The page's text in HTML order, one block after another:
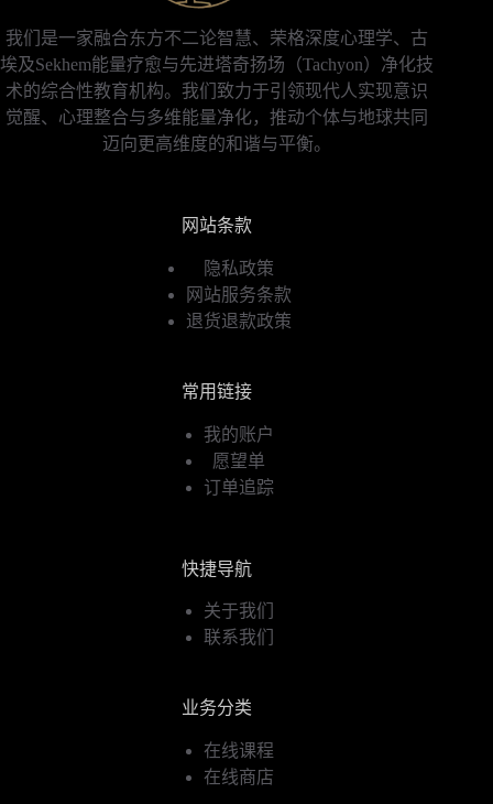
我们是一家融合东方不二论智慧、荣格深度心理学、古
埃及Sekhem能量疗愈与先进塔奇扬场（Tachyon）净化技
术的综合性教育机构。我们致力于引领现代人实现意识
觉醒、心理整合与多维能量净化，推动个体与地球共同
迈向更高维度的和谐与平衡。
网站条款
隐私政策
网站服务条款
退货退款政策
常用链接
我的账户
愿望单
订单追踪
快捷导航
关于我们
联系我们
业务分类
在线课程
在线商店